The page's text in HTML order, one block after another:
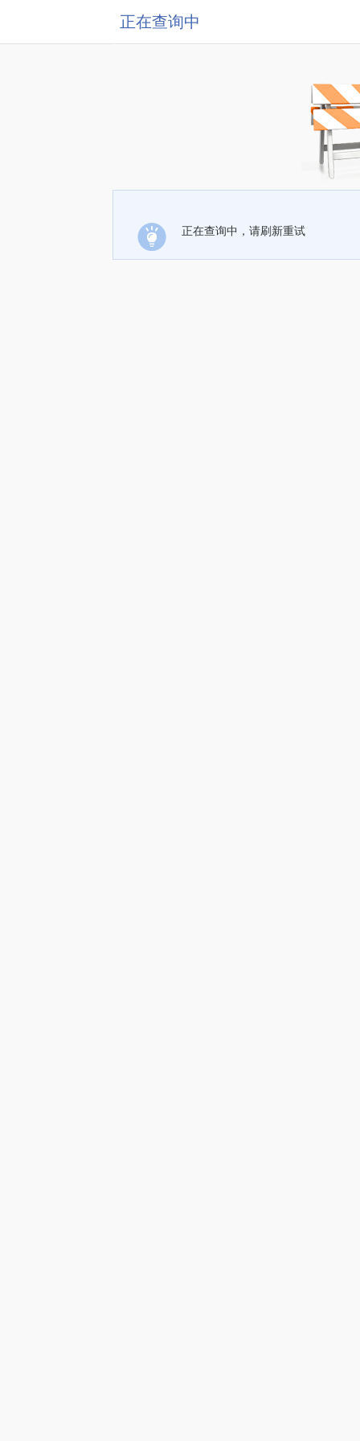
正在查询中
正在查询中，请刷新重试